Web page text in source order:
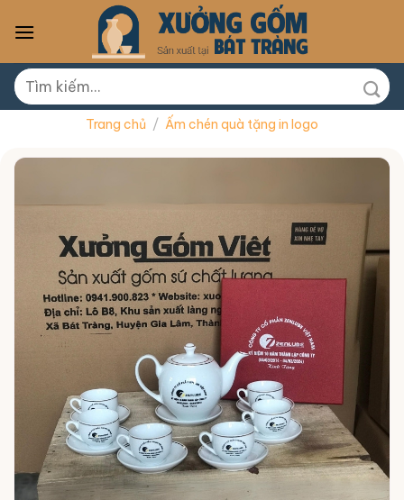
Tìm
kiếm:
Trang chủ / Ấm chén quà tặng in logo